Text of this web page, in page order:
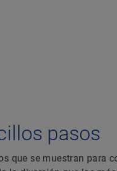
pasos
que se muestran para